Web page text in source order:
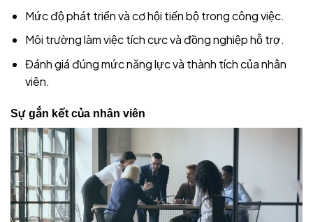
Mức độ phát triển và cơ hội tiến bộ trong công việc.
Môi trường làm việc tích cực và đồng nghiệp hỗ trợ.
Đánh giá đúng mức năng lực và thành tích của nhân
viên.
Sự gắn kết của nhân viên